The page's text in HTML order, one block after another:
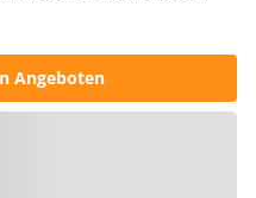
Angeboten